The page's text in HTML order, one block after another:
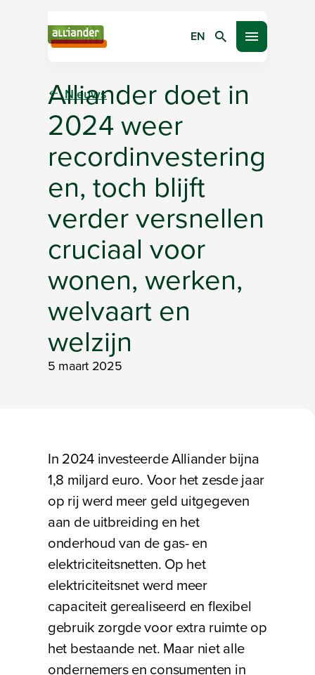
EN ZoekenOpen menu
Nieuws
Alliander doet in
2024 weer
recordinvestering
en, toch blijft
verder versnellen
cruciaal voor
wonen, werken,
welvaart en
welzijn
5 maart 2025
In 2024 investeerde Alliander bijna
1,8 miljard euro. Voor het zesde jaar
op rij werd meer geld uitgegeven
aan de uitbreiding en het
onderhoud van de gas- en
elektriciteitsnetten. Op het
elektriciteitsnet werd meer
capaciteit gerealiseerd en flexibel
gebruik zorgde voor extra ruimte op
het bestaande net. Maar niet alle
ondernemers en consumenten in